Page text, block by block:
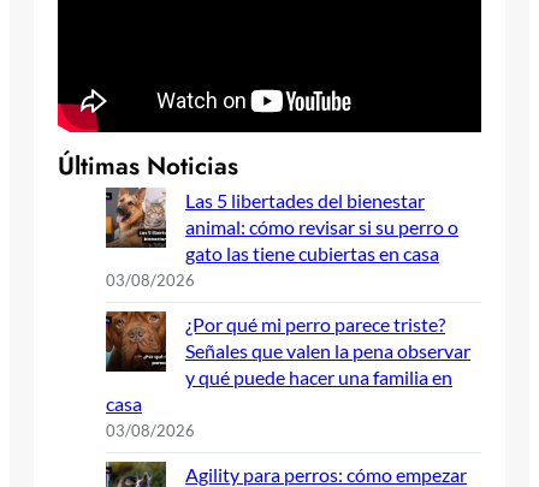
Últimas Noticias
Las 5 libertades del bienestar
animal: cómo revisar si su perro o
gato las tiene cubiertas en casa
03/08/2026
¿Por qué mi perro parece triste?
Señales que valen la pena observar
y qué puede hacer una familia en
casa
03/08/2026
Agility para perros: cómo empezar